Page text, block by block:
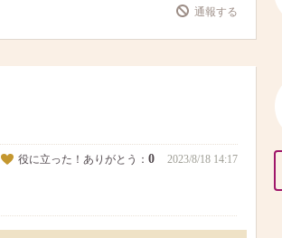
通報する
役に立った！ありがとう： 0 2023/8/18 14:17